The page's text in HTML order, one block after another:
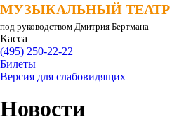
МУЗЫКАЛЬНЫЙ ТЕАТР
МУЗЫКАЛЬНЫЙ ТЕАТР
под руководством Дмитрия Бертмана
Касса
(495) 250-22-22
Билеты
Версия для слабовидящих
Новости